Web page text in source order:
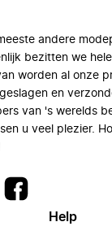
andere
bezitten we
worden al onze
en
van 's werelds
u veel plezier.
Help